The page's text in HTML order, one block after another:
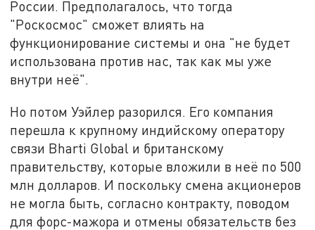
России. Предполагалось, что тогда
"Роскосмос" сможет влиять на
функционирование системы и она "не будет
использована против нас, так как мы уже
внутри неё".
Но потом Уэйлер разорился. Его компания
перешла к крупному индийскому оператору
связи Bharti Global и британскому
правительству, которые вложили в неё по 500
млн долларов. И поскольку смена акционеров
не могла быть, согласно контракту, поводом
для форс-мажора и отмены обязательств без